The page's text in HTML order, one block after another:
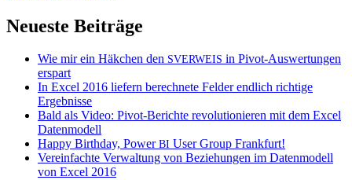
Neueste Beiträge
Wie mir ein Häkchen den SVERWEIS in Pivot-Auswertungen
erspart
In Excel 2016 liefern berechnete Felder endlich richtige
Ergebnisse
Bald als Video: Pivot-Berichte revolutionieren mit dem Excel
Datenmodell
Happy Birthday, PowerBI User Group Frankfurt!
Vereinfachte Verwaltung von Beziehungen im Datenmodell
von Excel 2016